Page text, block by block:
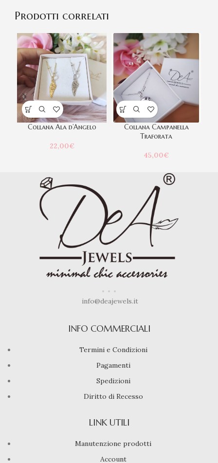
Prodotti correlati
Collana Ala d’Angelo
22,00€
Collana Campanella
Traforata
45,00€
info@deajewels.it
INFO COMMERCIALI
Termini e Condizioni
Pagamenti
Spedizioni
Diritto di Recesso
LINK UTILI
Manutenzione prodotti
Account